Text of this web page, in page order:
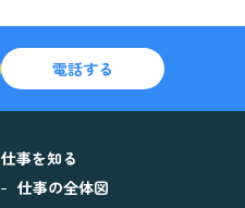
電話する
仕事を知る
仕事の全体図